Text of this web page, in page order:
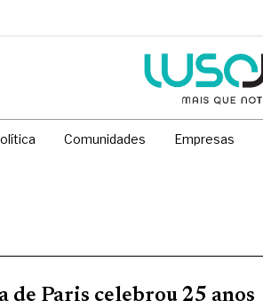
Comunidades Empresas
de Paris celebrou 25 anos